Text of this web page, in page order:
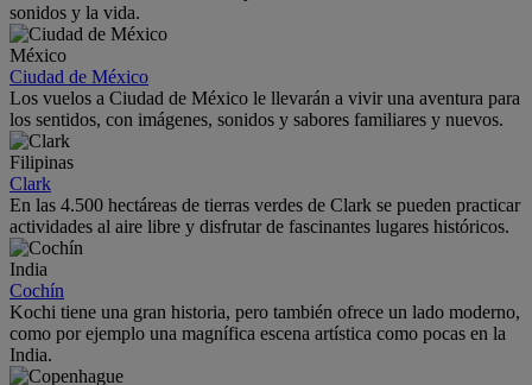
sonidos y la vida.
México
Ciudad de México
Los vuelos a Ciudad de México le llevarán a vivir una aventura para
los sentidos, con imágenes, sonidos y sabores familiares y nuevos.
Filipinas
Clark
En las 4.500 hectáreas de tierras verdes de Clark se pueden practicar
actividades al aire libre y disfrutar de fascinantes lugares históricos.
India
Cochín
Kochi tiene una gran historia, pero también ofrece un lado moderno,
como por ejemplo una magnífica escena artística como pocas en la
India.